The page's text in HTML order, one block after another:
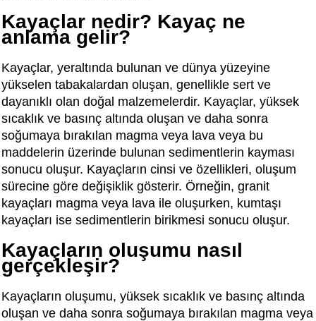
Kayaçlar nedir? Kayaç ne
anlama gelir?
Kayaçlar, yeraltında bulunan ve dünya yüzeyine
yükselen tabakalardan oluşan, genellikle sert ve
dayanıklı olan doğal malzemelerdir. Kayaçlar, yüksek
sıcaklık ve basınç altında oluşan ve daha sonra
soğumaya bırakılan magma veya lava veya bu
maddelerin üzerinde bulunan sedimentlerin kayması
sonucu oluşur. Kayaçların cinsi ve özellikleri, oluşum
sürecine göre değişiklik gösterir. Örneğin, granit
kayaçları magma veya lava ile oluşurken, kumtaşı
kayaçları ise sedimentlerin birikmesi sonucu oluşur.
Kayaçların oluşumu nasıl
gerçekleşir?
Kayaçların oluşumu, yüksek sıcaklık ve basınç altında
oluşan ve daha sonra soğumaya bırakılan magma veya